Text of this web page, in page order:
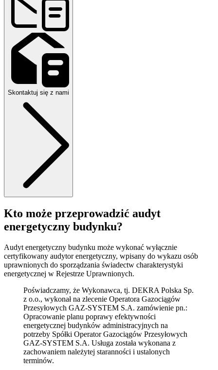
Skontaktuj się z nami
Kto może przeprowadzić audyt
energetyczny budynku?
Audyt energetyczny budynku może wykonać wyłącznie
certyfikowany audytor energetyczny, wpisany do wykazu osób
uprawnionych do sporządzania świadectw charakterystyki
energetycznej w Rejestrze Uprawnionych.
Poświadczamy, że Wykonawca, tj. DEKRA Polska Sp.
z o.o., wykonał na zlecenie Operatora Gazociągów
Przesyłowych GAZ-SYSTEM S.A. zamówienie pn.:
Opracowanie planu poprawy efektywności
energetycznej budynków administracyjnych na
potrzeby Spółki Operator Gazociągów Przesyłowych
GAZ-SYSTEM S.A. Usługa została wykonana z
zachowaniem należytej staranności i ustalonych
terminów.